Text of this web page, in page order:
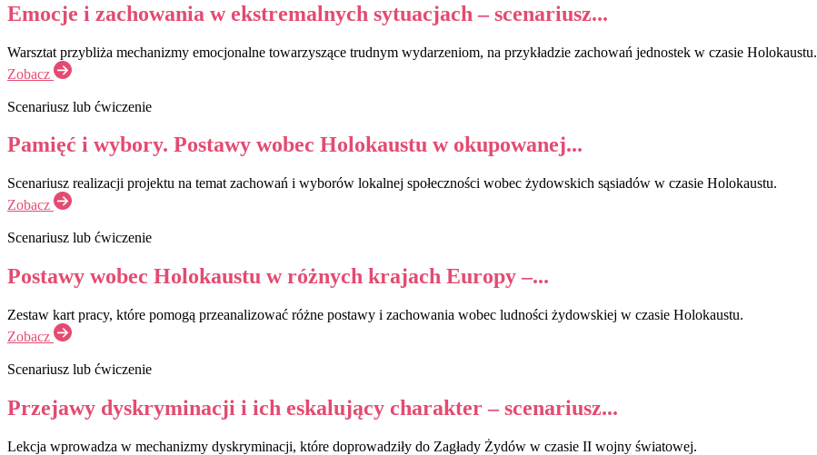
Emocje i zachowania w ekstremalnych sytuacjach – scenariusz...
Warsztat przybliża mechanizmy emocjonalne towarzyszące trudnym wydarzeniom, na przykładzie zachowań jednostek w czasie Holokaustu.
Zobacz
Scenariusz lub ćwiczenie
Pamięć i wybory. Postawy wobec Holokaustu w okupowanej...
Scenariusz realizacji projektu na temat zachowań i wyborów lokalnej społeczności wobec żydowskich sąsiadów w czasie Holokaustu.
Zobacz
Scenariusz lub ćwiczenie
Postawy wobec Holokaustu w różnych krajach Europy –...
Zestaw kart pracy, które pomogą przeanalizować różne postawy i zachowania wobec ludności żydowskiej w czasie Holokaustu.
Zobacz
Scenariusz lub ćwiczenie
Przejawy dyskryminacji i ich eskalujący charakter – scenariusz...
Lekcja wprowadza w mechanizmy dyskryminacji, które doprowadziły do Zagłady Żydów w czasie II wojny światowej.